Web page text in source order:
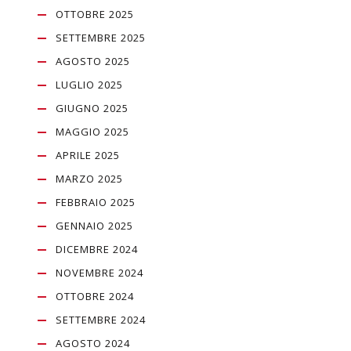
OTTOBRE 2025
SETTEMBRE 2025
AGOSTO 2025
LUGLIO 2025
GIUGNO 2025
MAGGIO 2025
APRILE 2025
MARZO 2025
FEBBRAIO 2025
GENNAIO 2025
DICEMBRE 2024
NOVEMBRE 2024
OTTOBRE 2024
SETTEMBRE 2024
AGOSTO 2024